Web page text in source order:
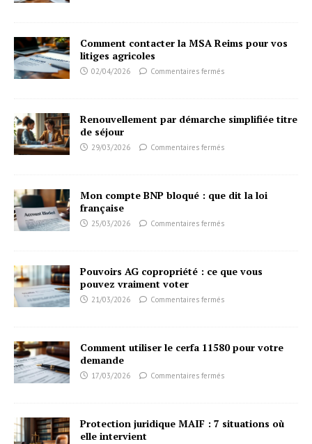
Comment contacter la MSA Reims pour vos
litiges agricoles
02/04/2026 Commentaires fermés
Renouvellement par démarche simplifiée titre
de séjour
29/03/2026 Commentaires fermés
Mon compte BNP bloqué : que dit la loi
française
25/03/2026 Commentaires fermés
Pouvoirs AG copropriété : ce que vous
pouvez vraiment voter
21/03/2026 Commentaires fermés
Comment utiliser le cerfa 11580 pour votre
demande
17/03/2026 Commentaires fermés
Protection juridique MAIF : 7 situations où
elle intervient